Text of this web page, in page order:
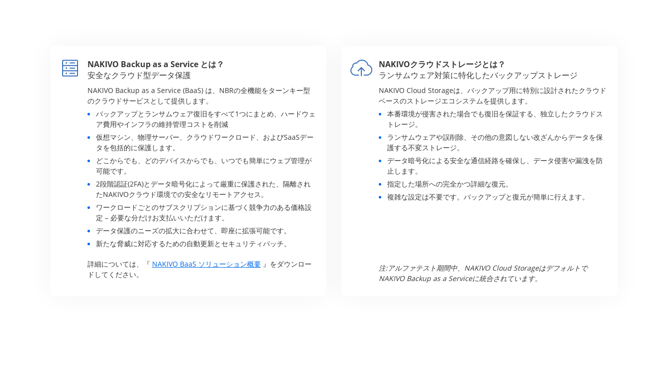
NAKIVO Backup as a Service とは？
安全なクラウド型データ保護
NAKIVO Backup as a Service (BaaS) は、NBRの全機能をターンキー型
のクラウドサービスとして提供します。
バックアップとランサムウェア復旧をすべて1つにまとめ、ハードウェ
ア費用やインフラの維持管理コストを削減
仮想マシン、物理サーバー、クラウドワークロード、およびSaaSデー
タを包括的に保護します。
どこからでも、どのデバイスからでも、いつでも簡単にウェブ管理が
可能です。
2段階認証(2FA)とデータ暗号化によって厳重に保護された、隔離され
たNAKIVOクラウド環境での安全なリモートアクセス。
ワークロードごとのサブスクリプションに基づく競争力のある価格設
定 – 必要な分だけお支払いいただけます。
データ保護のニーズの拡大に合わせて、即座に拡張可能です。
新たな脅威に対応するための自動更新とセキュリティパッチ。
詳細については、『 NAKIVO BaaS ソリューション概要』をダウンロー
ドしてください。
NAKIVOクラウドストレージとは？
ランサムウェア対策に特化したバックアップストレージ
NAKIVO Cloud Storageは、バックアップ用に特別に設計されたクラウド
ベースのストレージエコシステムを提供します。
本番環境が侵害された場合でも復旧を保証する、独立したクラウドス
トレージ。
ランサムウェアや誤削除、その他の意図しない改ざんからデータを保
護する不変ストレージ。
データ暗号化による安全な通信経路を確保し、データ侵害や漏洩を防
止します。
指定した場所への完全かつ詳細な復元。
複雑な設定は不要です。バックアップと復元が簡単に行えます。
注:アルファテスト期間中、NAKIVO Cloud Storageはデフォルトで
NAKIVO Backup as a Serviceに統合されています。